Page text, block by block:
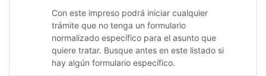
Con este impreso podrá iniciar cualquier
trámite que no tenga un formulario
normalizado específico para el asunto que
quiere tratar. Busque antes en este listado si
hay algún formulario específico.